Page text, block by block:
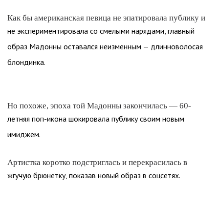
Как бы американская певица не эпатировала публику и
не экспериментировала со смелыми нарядами, главный
образ Мадонны оставался неизменным — длинноволосая
блондинка.
Но похоже, эпоха той Мадонны закончилась — 60-
летняя поп-икона шокировала публику своим новым
имиджем.
Артистка коротко подстриглась и перекрасилась в
жгучую брюнетку, показав новый образ в соцсетях.